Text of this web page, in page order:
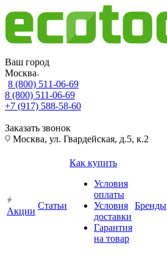
Ваш город
Москва
8 (800) 511-06-69
8 (800) 511-06-69
+7 (917) 588-58-60
Заказать звонок
Москва, ул. Гвардейская, д.5, к.2
Акции
Статьи
Как купить
Условия
оплаты
Условия
доставки
Гарантия
на товар
Бренды